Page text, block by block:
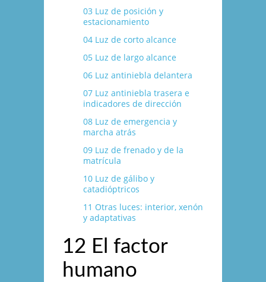
03 Luz de posición y
estacionamiento
04 Luz de corto alcance
05 Luz de largo alcance
06 Luz antiniebla delantera
07 Luz antiniebla trasera e
indicadores de dirección
08 Luz de emergencia y
marcha atrás
09 Luz de frenado y de la
matrí­cula
10 Luz de gálibo y
catadióptricos
11 Otras luces: interior, xenón
y adaptativas
12 El factor
humano